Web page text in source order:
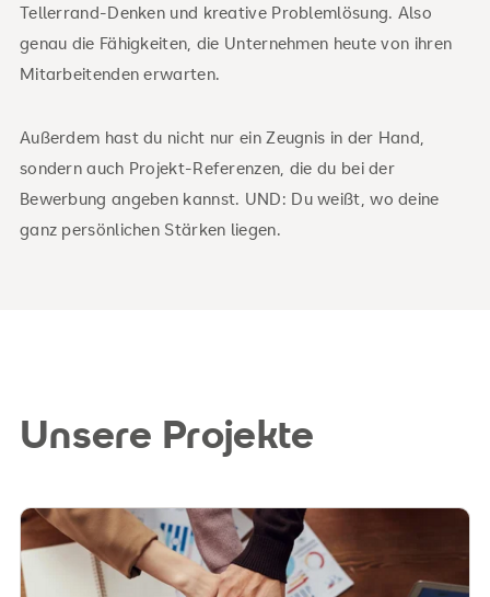
Tellerrand-Denken und kreative Problemlösung. Also
genau die Fähigkeiten, die Unternehmen heute von ihren
Mitarbeitenden erwarten.
Außerdem hast du nicht nur ein Zeugnis in der Hand,
sondern auch Projekt-Referenzen, die du bei der
Bewerbung angeben kannst. UND: Du weißt, wo deine
ganz persönlichen Stärken liegen.
Unsere Projekte